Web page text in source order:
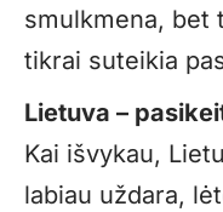
smulkmena, bet
tikrai suteikia
Lietuva –
Kai išvykau,
labiau uždara,